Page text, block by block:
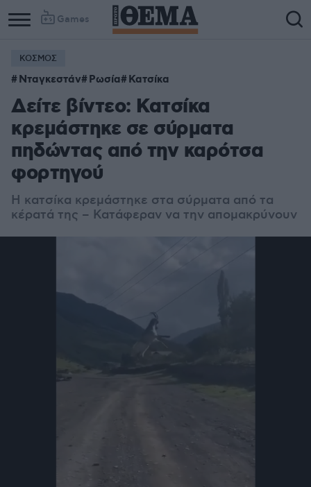
Games
ΚΟΣΜΟΣ
Νταγκεστάν Ρωσία Κατσίκα
Δείτε βίντεο: Κατσίκα
κρεμάστηκε σε σύρματα
πηδώντας από την καρότσα
φορτηγού
Η κατσίκα κρεμάστηκε στα σύρματα από τα
κέρατά της – Κατάφεραν να την απομακρύνουν